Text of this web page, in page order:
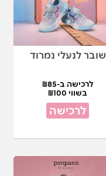
שובר לנעלי נמרוד
לרכישה ב-₪85
בשווי ₪100
לרכישה